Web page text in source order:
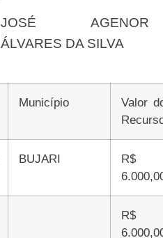
JOSÉ AGENOR
ÁLVARES DA SILVA
Município
Valor
BUJARI
R$
R$